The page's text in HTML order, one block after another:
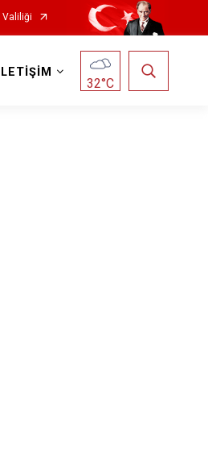
Valiliği
32°C